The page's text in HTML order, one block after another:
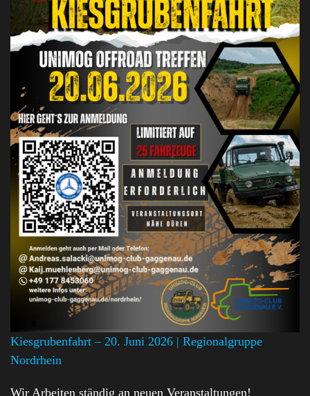
Kiesgrubenfahrt – 20. Juni 2026 | Regionalgruppe
Nordrhein
Wir Arbeiten ständig an neuen Veranstaltungen!